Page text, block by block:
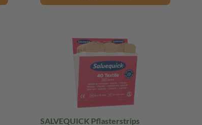
SALVEQUICK Pflasterstrips